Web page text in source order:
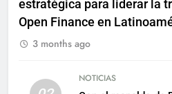
estratégica para liderar la
Open Finance en
3 months ago
NOTICIAS